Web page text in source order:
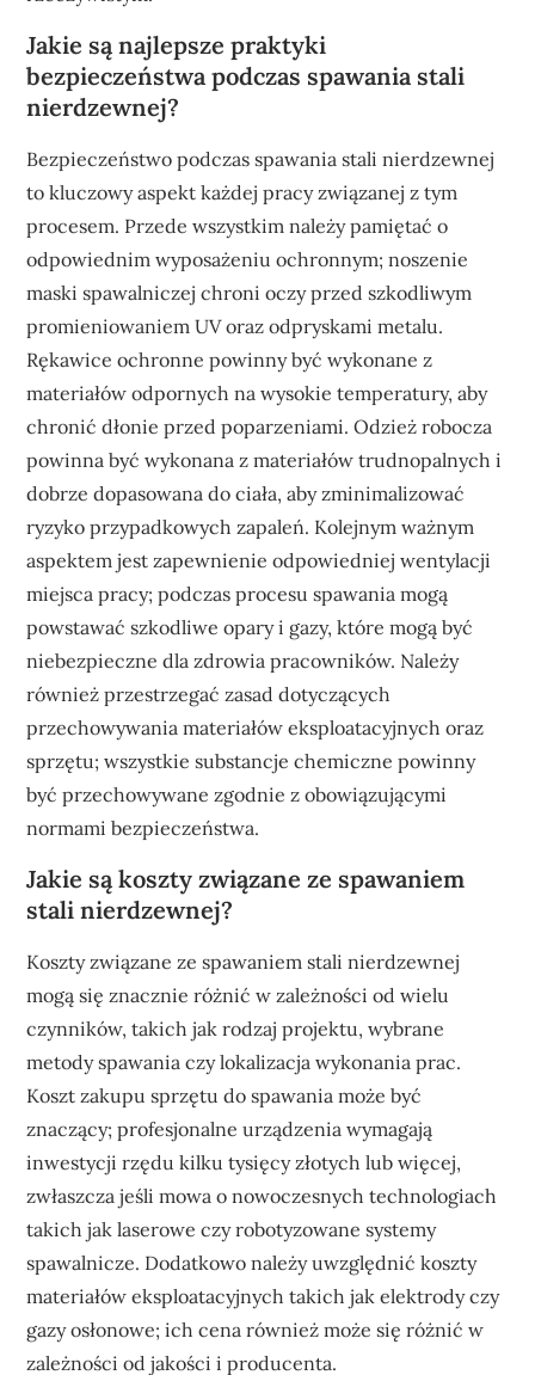
Jakie są najlepsze praktyki
bezpieczeństwa podczas spawania stali
nierdzewnej?
Bezpieczeństwo podczas spawania stali nierdzewnej
to kluczowy aspekt każdej pracy związanej z tym
procesem. Przede wszystkim należy pamiętać o
odpowiednim wyposażeniu ochronnym; noszenie
maski spawalniczej chroni oczy przed szkodliwym
promieniowaniem UV oraz odpryskami metalu.
Rękawice ochronne powinny być wykonane z
materiałów odpornych na wysokie temperatury, aby
chronić dłonie przed poparzeniami. Odzież robocza
powinna być wykonana z materiałów trudnopalnych i
dobrze dopasowana do ciała, aby zminimalizować
ryzyko przypadkowych zapaleń. Kolejnym ważnym
aspektem jest zapewnienie odpowiedniej wentylacji
miejsca pracy; podczas procesu spawania mogą
powstawać szkodliwe opary i gazy, które mogą być
niebezpieczne dla zdrowia pracowników. Należy
również przestrzegać zasad dotyczących
przechowywania materiałów eksploatacyjnych oraz
sprzętu; wszystkie substancje chemiczne powinny
być przechowywane zgodnie z obowiązującymi
normami bezpieczeństwa.
Jakie są koszty związane ze spawaniem
stali nierdzewnej?
Koszty związane ze spawaniem stali nierdzewnej
mogą się znacznie różnić w zależności od wielu
czynników, takich jak rodzaj projektu, wybrane
metody spawania czy lokalizacja wykonania prac.
Koszt zakupu sprzętu do spawania może być
znaczący; profesjonalne urządzenia wymagają
inwestycji rzędu kilku tysięcy złotych lub więcej,
zwłaszcza jeśli mowa o nowoczesnych technologiach
takich jak laserowe czy robotyzowane systemy
spawalnicze. Dodatkowo należy uwzględnić koszty
materiałów eksploatacyjnych takich jak elektrody czy
gazy osłonowe; ich cena również może się różnić w
zależności od jakości i producenta.